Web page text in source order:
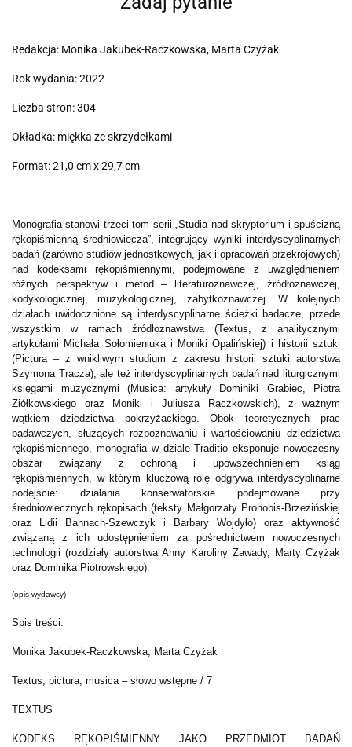
Redakcja: Monika Jakubek-Raczkowska, Marta Czyżak
Rok wydania: 2022
Liczba stron: 304
Okładka: miękka ze skrzydełkami
Format: 21,0 cm x 29,7 cm
Monografia stanowi trzeci tom serii „Studia nad skryptorium i spuścizną
rękopiśmienną średniowiecza”, integrujący wyniki interdyscyplinarnych
badań (zarówno studiów jednostkowych, jak i opracowań przekrojowych)
nad kodeksami rękopiśmiennymi, podejmowane z uwzględnieniem
różnych perspektyw i metod – literaturoznawczej, źródłoznawczej,
kodykologicznej, muzykologicznej, zabytkoznawczej. W kolejnych
działach uwidocznione są interdyscyplinarne ścieżki badacze, przede
wszystkim w ramach źródłoznawstwa (Textus, z analitycznymi
artykułami Michała Sołomieniuka i Moniki Opalińskiej) i historii sztuki
(Pictura – z wnikliwym studium z zakresu historii sztuki autorstwa
Szymona Tracza), ale też interdyscyplinarnych badań nad liturgicznymi
księgami muzycznymi (Musica: artykuły Dominiki Grabiec, Piotra
Ziółkowskiego oraz Moniki i Juliusza Raczkowskich), z ważnym
wątkiem dziedzictwa pokrzyżackiego. Obok teoretycznych prac
badawczych, służących rozpoznawaniu i wartościowaniu dziedzictwa
rękopiśmiennego, monografia w dziale Traditio eksponuje nowoczesny
obszar związany z ochroną i upowszechnieniem ksiąg
rękopiśmiennych, w którym kluczową rolę odgrywa interdyscyplinarne
podejście: działania konserwatorskie podejmowane przy
średniowiecznych rękopisach (teksty Małgorzaty Pronobis-Brzezińskiej
oraz Lidii Bannach-Szewczyk i Barbary Wojdyło) oraz aktywność
związaną z ich udostępnieniem za pośrednictwem nowoczesnych
technologii (rozdziały autorstwa Anny Karoliny Zawady, Marty Czyżak
oraz Dominika Piotrowskiego).
(opis wydawcy)
Spis treści:
Monika Jakubek-Raczkowska, Marta Czyżak
Textus, pictura, musica – słowo wstępne / 7
TEXTUS
KODEKS RĘKOPIŚMIENNY JAKO PRZEDMIOT BADAŃ